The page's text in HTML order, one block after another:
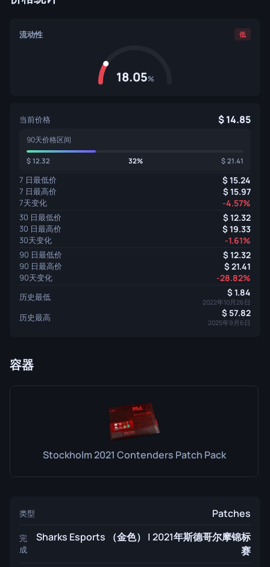
流动性 低
18.05%
当前价格 14.85
90天价格区间
12.32 32% 21.41
7 日最低价 15.24
7 日最高价 15.97
7天变化 -4.57%
30 日最低价 12.32
30 日最高价 19.33
30天变化 -1.61%
90 日最低价 12.32
90 日最高价 21.41
90天变化 -28.82%
历史最低 1.84
2022年10月26日
历史最高 57.82
2025年9月6日
容器
Stockholm 2021 Contenders Patch Pack
类型 Patches
完
成
Sharks Esports （金色） | 2021年斯德哥尔摩锦标
赛